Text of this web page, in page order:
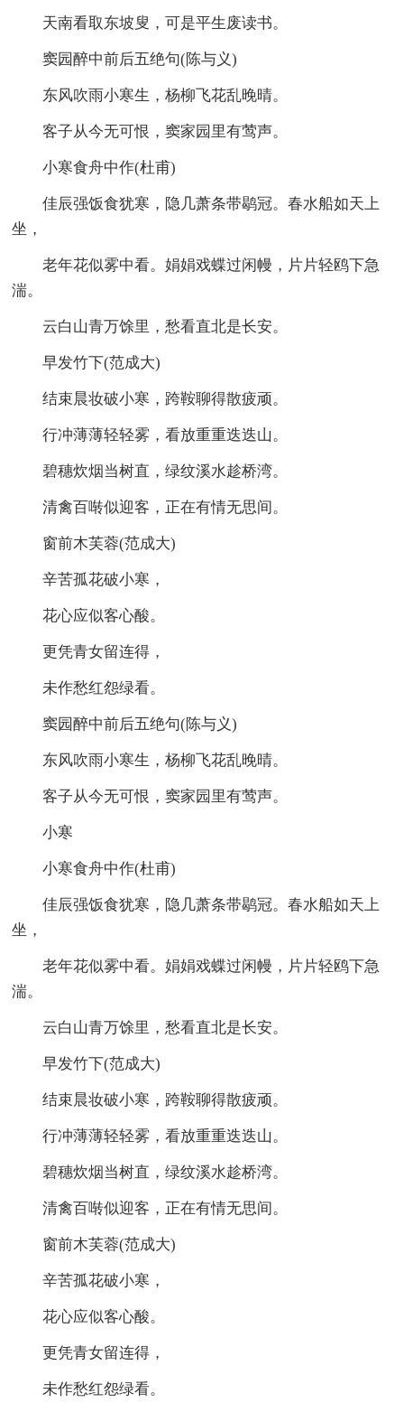
天南看取东坡叟，可是平生废读书。
窦园醉中前后五绝句(陈与义)
东风吹雨小寒生，杨柳飞花乱晚晴。
客子从今无可恨，窦家园里有莺声。
小寒食舟中作(杜甫)
佳辰强饭食犹寒，隐几萧条带鹖冠。春水船如天上
坐，
老年花似雾中看。娟娟戏蝶过闲幔，片片轻鸥下急
湍。
云白山青万馀里，愁看直北是长安。
早发竹下(范成大)
结束晨妆破小寒，跨鞍聊得散疲顽。
行冲薄薄轻轻雾，看放重重迭迭山。
碧穗炊烟当树直，绿纹溪水趁桥湾。
清禽百啭似迎客，正在有情无思间。
窗前木芙蓉(范成大)
辛苦孤花破小寒，
花心应似客心酸。
更凭青女留连得，
未作愁红怨绿看。
窦园醉中前后五绝句(陈与义)
东风吹雨小寒生，杨柳飞花乱晚晴。
客子从今无可恨，窦家园里有莺声。
小寒
小寒食舟中作(杜甫)
佳辰强饭食犹寒，隐几萧条带鹖冠。春水船如天上
坐，
老年花似雾中看。娟娟戏蝶过闲幔，片片轻鸥下急
湍。
云白山青万馀里，愁看直北是长安。
早发竹下(范成大)
结束晨妆破小寒，跨鞍聊得散疲顽。
行冲薄薄轻轻雾，看放重重迭迭山。
碧穗炊烟当树直，绿纹溪水趁桥湾。
清禽百啭似迎客，正在有情无思间。
窗前木芙蓉(范成大)
辛苦孤花破小寒，
花心应似客心酸。
更凭青女留连得，
未作愁红怨绿看。